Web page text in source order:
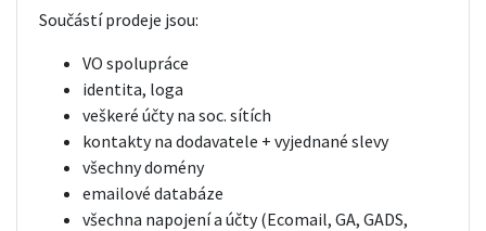
Součástí prodeje jsou:
VO spolupráce
identita, loga
veškeré účty na soc. sítích
kontakty na dodavatele + vyjednané slevy
všechny domény
emailové databáze
všechna napojení a účty (Ecomail, GA, GADS,